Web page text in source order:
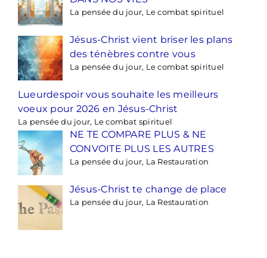
La pensée du jour, Le combat spirituel
Jésus-Christ vient briser les plans
des ténèbres contre vous
La pensée du jour, Le combat spirituel
Lueurdespoir vous souhaite les meilleurs
voeux pour 2026 en Jésus-Christ
La pensée du jour, Le combat spirituel
NE TE COMPARE PLUS & NE
CONVOITE PLUS LES AUTRES
La pensée du jour, La Restauration
Jésus-Christ te change de place
La pensée du jour, La Restauration